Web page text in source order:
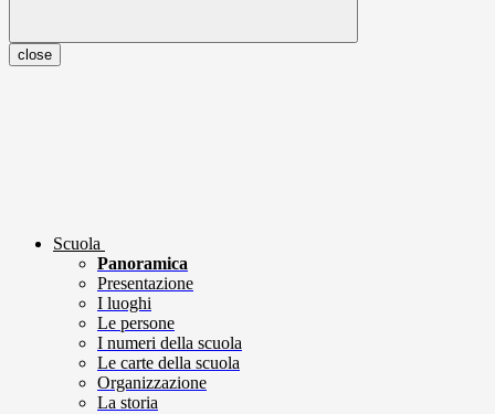
close
Scuola
Panoramica
Presentazione
I luoghi
Le persone
I numeri della scuola
Le carte della scuola
Organizzazione
La storia